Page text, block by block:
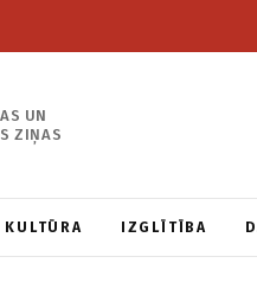
UN
ZIŅAS
KULTŪRA IZGLĪTĪBA